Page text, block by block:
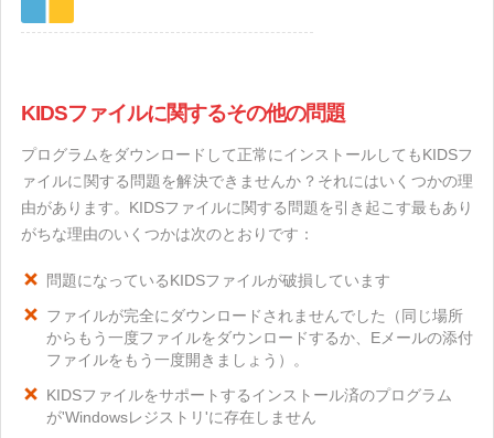
KIDSファイルに関するその他の問題
プログラムをダウンロードして正常にインストールしてもKIDSフ
ァイルに関する問題を解決できませんか？それにはいくつかの理
由があります。KIDSファイルに関する問題を引き起こす最もあり
がちな理由のいくつかは次のとおりです：
問題になっているKIDSファイルが破損しています
ファイルが完全にダウンロードされませんでした（同じ場所
からもう一度ファイルをダウンロードするか、Eメールの添付
ファイルをもう一度開きましょう）。
KIDSファイルをサポートするインストール済のプログラム
が'Windowsレジストリ'に存在しません